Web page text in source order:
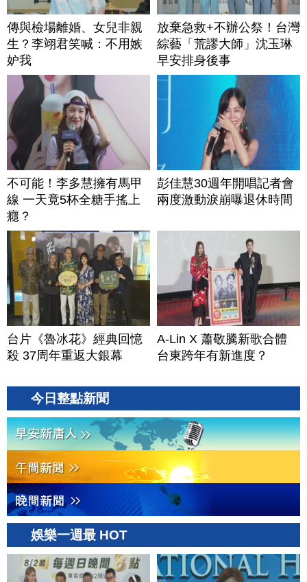
傳與檢場離婚、女兒非親
生？李翊君笑喊：不用嫉
妒我
放棄急救+不辦公祭！台灣
綜藝「荒謬大師」沈玉琳
早安排身後事
不可能！李多慧擁有馬甲
線 一天竟5杯全糖手搖上
癮？
彭佳慧30週年開唱記者會
兩度激動淚崩曝退休時間
台片《魯冰花》經典回憶
殺 37周年重返大銀幕
A-Lin X 蕭敬騰新歌合體
台東跨年有新進度？
今日整點新聞
娛樂一週最 HOT